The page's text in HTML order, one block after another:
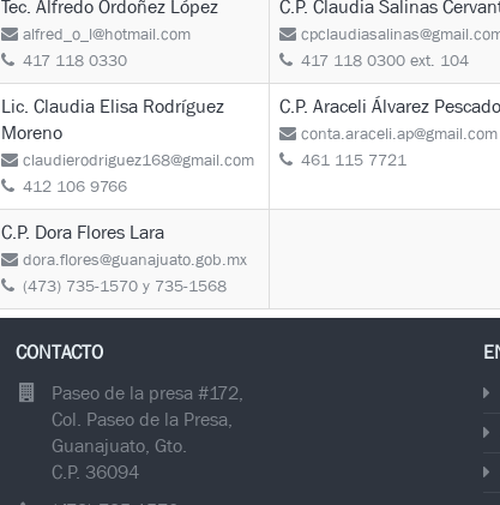
Tec. Alfredo Ordoñez López
alfred_o_l@hotmail.com
417 118 0330
C.P. Claudia Salinas
417 118 0300 ext. 104
Lic. Claudia Elisa Rodríguez
Moreno
claudierodriguez168@gmail.com
412 106 9766
C.P. Araceli Álvarez
conta.araceli.ap@gmail.com
461 115 7721
C.P. Dora Flores Lara
dora.flores@guanajuato.gob.mx
(473) 735-1570 y 735-1568
CONTACTO
Paseo de la presa #172,
Col. Paseo de la Presa,
Guanajuato, Gto.
C.P. 36094